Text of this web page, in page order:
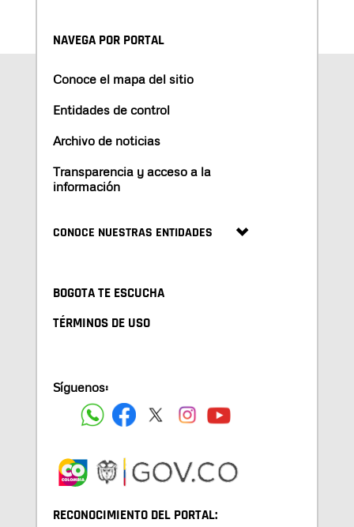
NAVEGA POR PORTAL
Conoce el mapa del sitio
Entidades de control
Archivo de noticias
Transparencia y acceso a la
información
CONOCE NUESTRAS ENTIDADES
BOGOTA TE ESCUCHA
TÉRMINOS DE USO
Síguenos:
RECONOCIMIENTO DEL PORTAL: